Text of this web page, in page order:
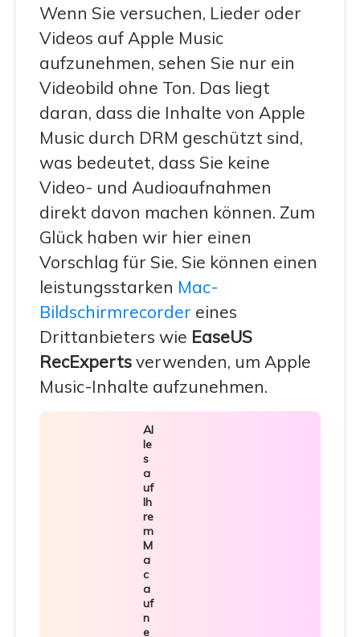
Wenn Sie versuchen, Lieder oder
Videos auf Apple Music
aufzunehmen, sehen Sie nur ein
Videobild ohne Ton. Das liegt
daran, dass die Inhalte von Apple
Music durch DRM geschützt sind,
was bedeutet, dass Sie keine
Video- und Audioaufnahmen
direkt davon machen können. Zum
Glück haben wir hier einen
Vorschlag für Sie. Sie können einen
leistungsstarken Mac-
Bildschirmrecorder eines
Drittanbieters wie EaseUS
RecExpertsverwenden, um Apple
Music-Inhalte aufzunehmen.
Al
le
s
a
uf
Ih
re
m
M
a
c
a
uf
n
e